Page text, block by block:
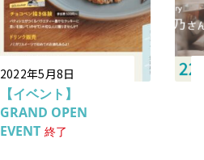
2022年5月8日
【イベント】
GRAND OPEN
EVENT 終了